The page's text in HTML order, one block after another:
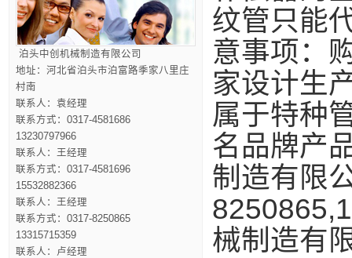
纹管只能
意事项：
家设计生
属于特种
名品牌产
制造有限
械制造有
泊头中创机械制造有限公司
地址：河北省泊头市泊富路季家八里庄
村南
联系人：袁经理
联系方式：0317-4581686
13230797966
联系人：王经理
联系方式：0317-4581696
15532882366
联系人：王经理
联系方式：0317-8250865
13315715359
联系人：卢经理